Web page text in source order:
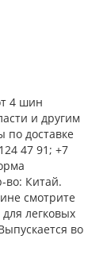
4 шин
и другим
по доставке
47 91; +7
Китай.
смотрите
легковых
во